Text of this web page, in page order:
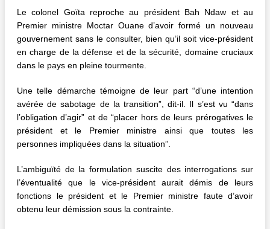
Le colonel Goïta reproche au président Bah Ndaw et au
Premier ministre Moctar Ouane d’avoir formé un nouveau
gouvernement sans le consulter, bien qu’il soit vice-président
en charge de la défense et de la sécurité, domaine cruciaux
dans le pays en pleine tourmente.
Une telle démarche témoigne de leur part “d’une intention
avérée de sabotage de la transition”, dit-il. Il s’est vu “dans
l’obligation d’agir” et de “placer hors de leurs prérogatives le
président et le Premier ministre ainsi que toutes les
personnes impliquées dans la situation”.
L’ambiguïté de la formulation suscite des interrogations sur
l’éventualité que le vice-président aurait démis de leurs
fonctions le président et le Premier ministre faute d’avoir
obtenu leur démission sous la contrainte.